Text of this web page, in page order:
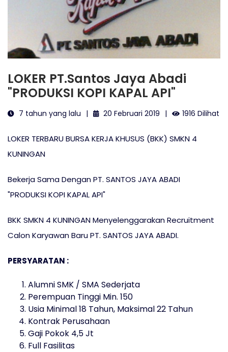
LOKER PT.Santos Jaya Abadi
"PRODUKSI KOPI KAPAL API"
7 tahun yang lalu 20 Februari 2019 1916 Dilihat
LOKER TERBARU BURSA KERJA KHUSUS (BKK) SMKN 4
KUNINGAN
Bekerja Sama Dengan PT. SANTOS JAYA ABADI
"PRODUKSI KOPI KAPAL API"
BKK SMKN 4 KUNINGAN Menyelenggarakan Recruitment
Calon Karyawan Baru PT. SANTOS JAYA ABADI.
PERSYARATAN :
Alumni SMK / SMA Sederjata
Perempuan Tinggi Min. 150
Usia Minimal 18 Tahun, Maksimal 22 Tahun
Kontrak Perusahaan
Gaji Pokok 4,5 Jt
Full Fasilitas